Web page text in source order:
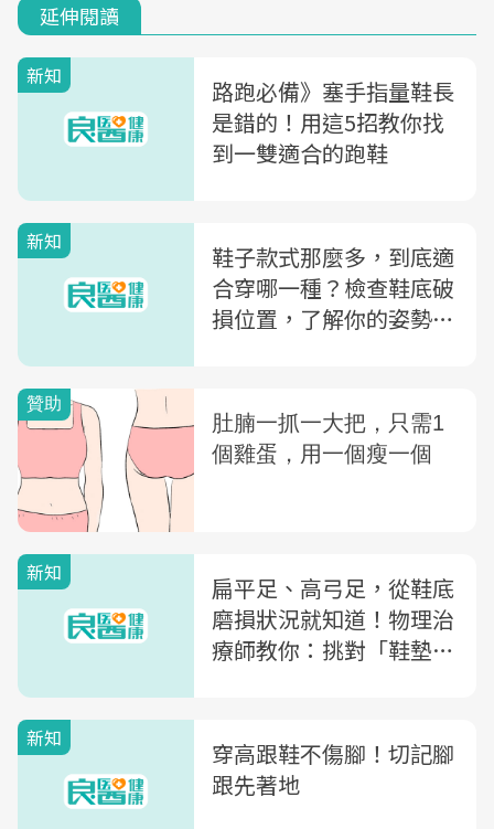
延伸閱讀
新知
路跑必備》塞手指量鞋長
是錯的！用這5招教你找
到一雙適合的跑鞋
新知
鞋子款式那麼多，到底適
合穿哪一種？檢查鞋底破
損位置，了解你的姿勢習
新知
扁平足、高弓足，從鞋底
磨損狀況就知道！物理治
療師教你：挑對「鞋墊」
新知
穿高跟鞋不傷腳！切記腳
跟先著地